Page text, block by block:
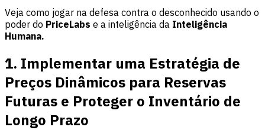
Veja como jogar na defesa contra o desconhecido usando o
poder do PriceLabs e a inteligência da Inteligência
Humana.
1. Implementar uma Estratégia de
Preços Dinâmicos para Reservas
Futuras e Proteger o Inventário de
Longo Prazo